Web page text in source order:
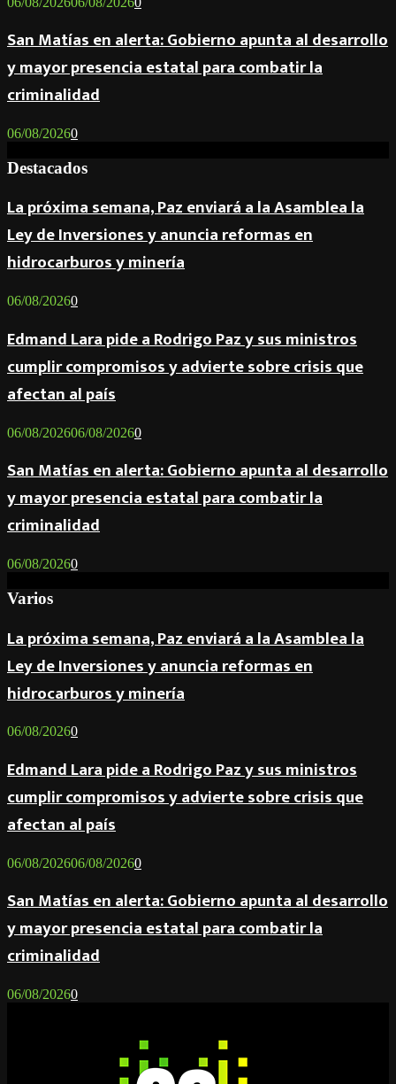
San Matías en alerta: Gobierno apunta al desarrollo
y mayor presencia estatal para combatir la
criminalidad
06/08/20260
Destacados
La próxima semana, Paz enviará a la Asamblea la
Ley de Inversiones y anuncia reformas en
hidrocarburos y minería
06/08/20260
Edmand Lara pide a Rodrigo Paz y sus ministros
cumplir compromisos y advierte sobre crisis que
afectan al país
06/08/202606/08/20260
San Matías en alerta: Gobierno apunta al desarrollo
y mayor presencia estatal para combatir la
criminalidad
06/08/20260
Varios
La próxima semana, Paz enviará a la Asamblea la
Ley de Inversiones y anuncia reformas en
hidrocarburos y minería
06/08/20260
Edmand Lara pide a Rodrigo Paz y sus ministros
cumplir compromisos y advierte sobre crisis que
afectan al país
06/08/202606/08/20260
San Matías en alerta: Gobierno apunta al desarrollo
y mayor presencia estatal para combatir la
criminalidad
06/08/20260